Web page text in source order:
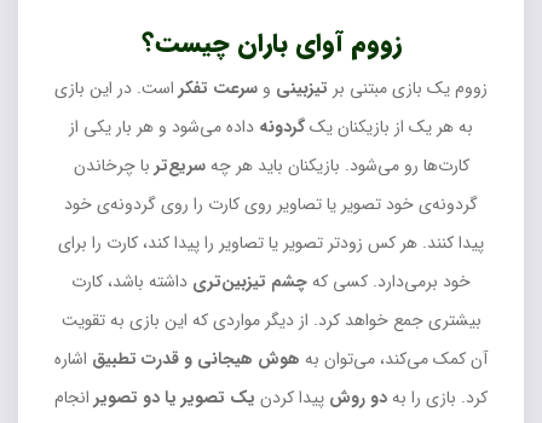
زووم آوای باران چیست؟
زووم یک بازی مبتنی بر تیزبینی و سرعت تفکر است. در این بازی
به هر یک از بازیکنان یکگردونه داده می‌شود و هر بار یکی از
کارت‌ها رو می‌شود. بازیکنان باید هر چهسریع‌تر با چرخاندن
گردونه‌ی خود تصویر یا تصاویر روی کارت را روی گردونه‌ی خود
پیدا کنند. هر کس زودتر تصویر یا تصاویر را پیدا کند، کارت را برای
خود برمی‌دارد. کسی کهچشم تیزبین‌تری داشته باشد، کارت
بیشتری جمع خواهد کرد. از دیگر مواردی که این بازی به تقویت
آن کمک می‌کند، می‌توان به هوش هیجانی و قدرت تطبیق اشاره
کرد. بازی را بهدو روش پیدا کردن یک تصویر یا دو تصویر انجام